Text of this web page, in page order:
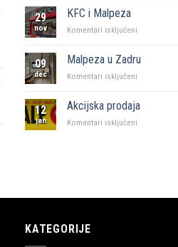
29
nov
KFC i Malpeza
Komentari isključeni
Malpeza
09
dec
Malpeza u Zadru
Komentari isključeni
Zadru
12
jan
Akcijska prodaja
Komentari isključeni
KATEGORIJE